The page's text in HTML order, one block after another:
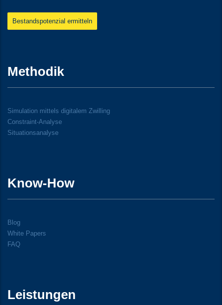
Bestandspotenzial ermitteln
Methodik
Simulation mittels digitalem Zwilling
Constraint-Analyse
Situationsanalyse
Know-How
Blog
White Papers
FAQ
Leistungen